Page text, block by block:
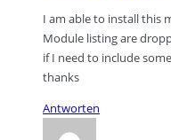
I am able to install this
Module listing are
if I need to include
thanks
Antworten